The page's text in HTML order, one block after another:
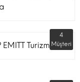
EMITT Turizm Fuarı
4
Müşteri